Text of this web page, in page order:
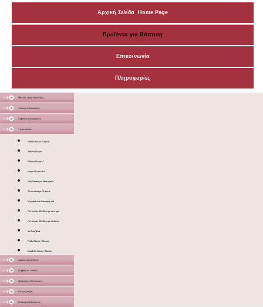
Αρχική Σελίδα Home Page
Προϊόντα για Βάπτιση
Επικοινωνία
Πληροφορίες
Μάσκες Προστατευτικές
Ξύλινες Κατασκευές
Χάρτινες Κατασκευές
Υφασμάτινα
Λαδόπανα με Στάμπα
Τσάντα Πουγκί
Τσάντα Πουγκί 2
Μικρό Πετσετάκι
Μαξιλαράκι για Μαρτυρικά
Ζιπουνάκια με Στάμπα
Υφασμάτινα Διακοσμητικά
Πετσετάκι 30x30cm με κέντημα
Πετσετάκι 30x30cm με στάμπα
Μπλουζάκια
Ποδιά Νονάς - Νονού
Κορδέλα Νονού - Νονάς
Διακοσμητικά Σταντ
Καμβάς σε τελάρο
Διάφορα με Εκτύπωση
Γλειφιτζούρια
Στολισμός Εκκλησίας